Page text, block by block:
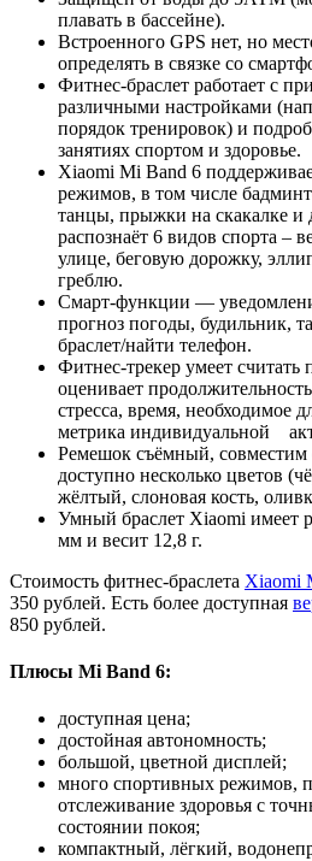
плавать в бассейне).
Встроенного GPS нет, но
определять в связке со
Фитнес-браслет работает с
различными настройками
порядок тренировок) и
занятиях спортом и здоровье.
Xiaomi Mi Band 6
режимов, в том числе
танцы, прыжки на скакалке и
распознаёт 6 видов спорта –
улице, беговую дорожку,
греблю.
Смарт-функции —
прогноз погоды, будильник,
браслет/найти телефон.
Фитнес-трекер умеет считать
оценивает
стресса, время, необходимое
метрика индивидуальной
Ремешок съёмный, совместим
доступно несколько цветов
жёлтый, слоновая кость,
Умный браслет Xiaomi имеет
мм и весит 12,8 г.
Стоимость фитнес-браслета Xiaomi
350 рублей. Есть более доступная
850 рублей.
Плюсы Mi Band 6:
доступная цена;
достойная автономность;
большой, цветной дисплей;
много спортивных режимов,
отслеживание здоровья с
состоянии покоя;
компактный, лёгкий,